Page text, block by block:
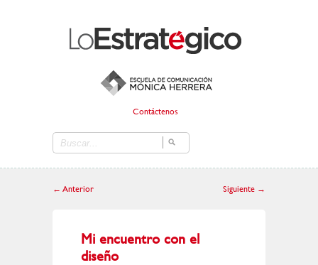
Contáctenos
← Anterior Siguiente →
Mi encuentro con el
diseño